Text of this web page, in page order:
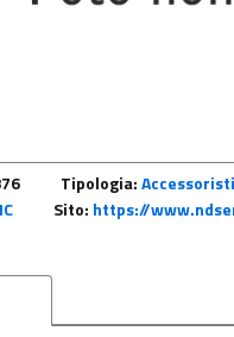
Tipologia:
Sito: https://